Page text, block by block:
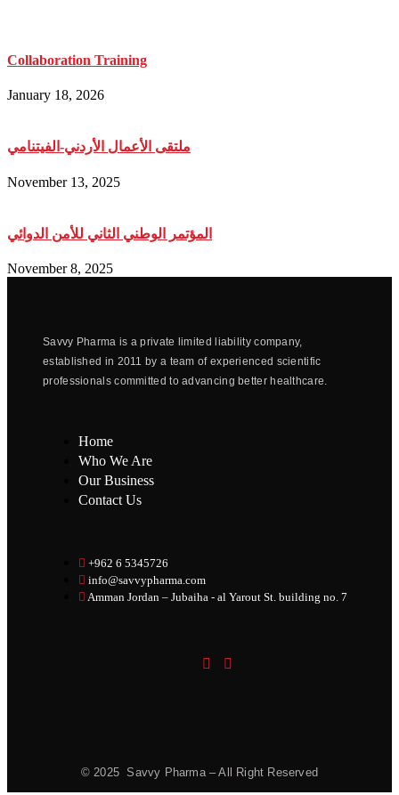
Collaboration Training
January 18, 2026
ملتقى الأعمال الأردني-الفيتنامي
November 13, 2025
المؤتمر الوطني الثاني للأمن الدوائي
November 8, 2025
Savvy Pharma is a private limited liability company,
established in 2011 by a team of experienced scientific
professionals committed to advancing better healthcare.
Home
Who We Are
Our Business
Contact Us
+962 6 5345726
info@savvypharma.com
Amman Jordan – Jubaiha - al Yarout St. building no. 7
© 2025 Savvy Pharma – All Right Reserved